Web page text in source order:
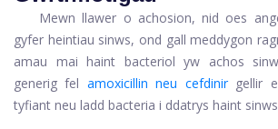
Mewn llawer o achosion, nid oes
gyfer heintiau sinws, ond gall meddygon
amau ​​mai haint bacteriol yw achos
generig fel amoxicillin neu cefdinirgellir
tyfiant neu ladd bacteria i ddatrys haint